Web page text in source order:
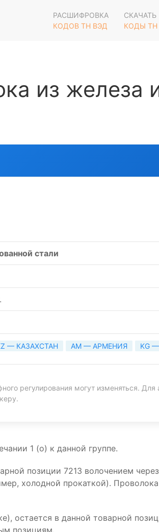
РАСШИФРОВКА
КОДОВ ТН ВЭД
СКАЧАТЬ
КОДЫ ТН
из железа
стали
— КАЗАХСТАН AM — АРМЕНИЯ KG
регулирования могут изменяться. Для
1 (о) к данной группе.
позиции 7213 волочением
холодной прокаткой).
остается в данной товарной
позициям.